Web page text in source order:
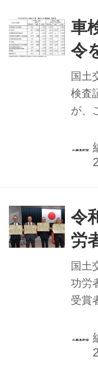
型コ
の
用す
ョン
互連
車を
交
ら
車
令
か
国土
検査
が、
（
げ
令
労
関
省
国土
功労
受賞
拡
関